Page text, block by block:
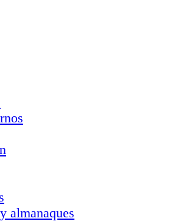
almanaques